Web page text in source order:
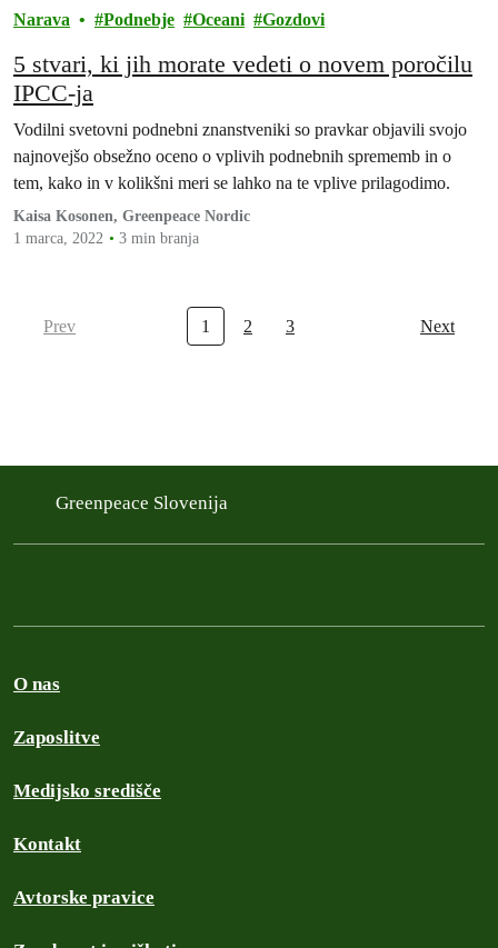
Narava Podnebje Oceani Gozdovi
5 stvari, ki jih morate vedeti o novem poročilu
IPCC-ja
Vodilni svetovni podnebni znanstveniki so pravkar objavili svojo
najnovejšo obsežno oceno o vplivih podnebnih sprememb in o
tem, kako in v kolikšni meri se lahko na te vplive prilagodimo.
Kaisa Kosonen, Greenpeace Nordic
1 marca, 2022
3 min branja
Prev 1 2 3 Next
Greenpeace Slovenija
O nas
Zaposlitve
Medijsko središče
Kontakt
Avtorske pravice